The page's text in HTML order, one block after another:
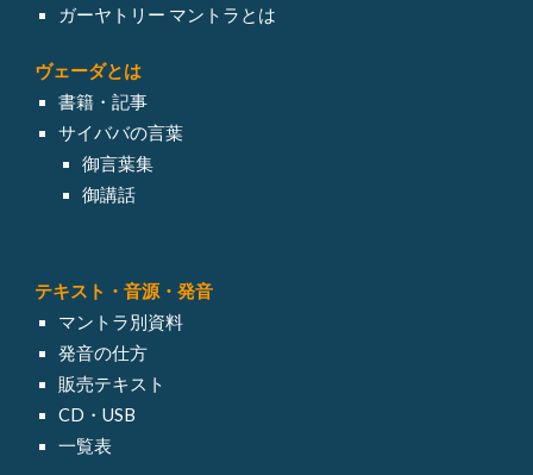
ガーヤトリー マントラとは
ヴェーダとは
書籍・記事
サイババの言葉
御言葉集
御講話
テキスト・音源・発音
マントラ別資料
発音の仕方
販売テキスト
CD・USB
一覧表